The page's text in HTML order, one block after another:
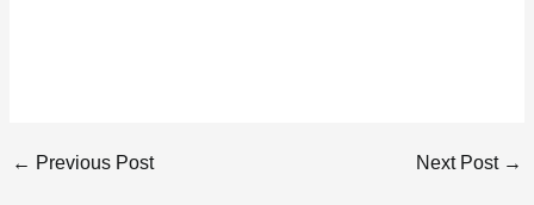
← Previous Post Next Post →